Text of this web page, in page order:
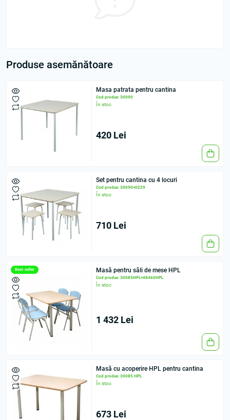
Produse asemănătoare
Masa patrata pentru cantina
Cod produs: 30090
În stoc
420 Lei
Set pentru cantina cu 4 locuri
Cod produs: 30090+0229
În stoc
710 Lei
Best-seller Masă pentru săli de mese HPL
Cod produs: 30085HPL+48460HPL
În stoc
1 432 Lei
Masă cu acoperire HPL pentru cantina
Cod produs: 30085 HPL
În stoc
673 Lei